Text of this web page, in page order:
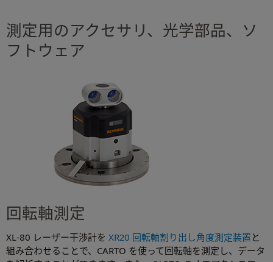
測定用のアクセサリ、光学部品、ソ
フトウェア
回転軸測定
XL-80 レーザー干渉計を XR20 回転軸割り出し角度測定装置 と
組み合わせることで、CARTO を使って回転軸を測定し、データ